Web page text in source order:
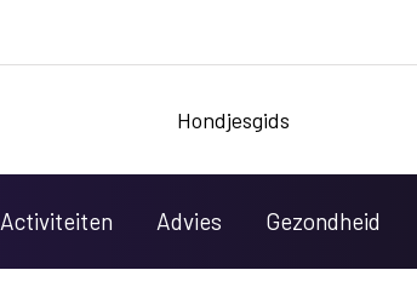
Hondjesgids
Activiteiten Advies Gezondheid